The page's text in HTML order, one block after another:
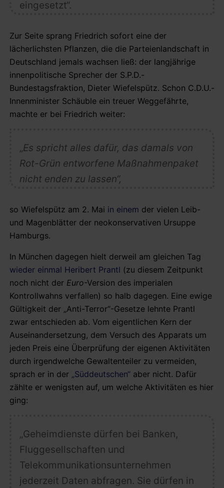
eingesetzt“.
Zur Seite sprang Friedrich sofort eine der
lächerlichsten Pflanzen, die die Parteienlandschaft in
Deutschland jemals wachsen ließ: der langjährige
innenpolitische Sprecher der S.P.D.-
Bundestagsfraktion, Dieter Wiefelspütz. Schon C.D.U.-
Innenminister Schäuble ein treuer Weggefährte,
machte er bei Friedrich weiter:
„Es spricht alles dafür, das damals von
Rot-Grün entworfene Maßnahmenpaket
nicht enden zu lassen“,
so Wiefelspütz am 2. Mai in einem der vielen Leib-
und Magenblätter der neokonservativen Ursuppe
Hamburgs.
In München dagegen hielt derweil am gleichen Tag
wieder einmal Heribert Prantl (zu diesem Zeitpunkt
noch nicht der Euro-Version des imperialen
Kontrollwahns verfallen) so halb dagegen. Eine ewige
Gültigkeit der „Anti-Terror“-Gesetze lehnte Prantl
zwar entschieden ab. Vom eigentlichen Kern der
Auseinandersetzung, dem Versuch des Apparats um
jeden Preis eine Überprüfung der eigenen Aktivitäten
durch irgendwelche Gewaltenteiler zu vermeiden,
sprach er in der „Süddeutschen“ aber nicht. Dafür
zählte er wenigsten auf, um welche Aktivitäten es hier
ging:
„Geheimdienste dürfen bei Banken,
Fluggesellschaften und
Telekommunikationsunternehmen
jederzeit Daten abfragen. Sie dürfen in